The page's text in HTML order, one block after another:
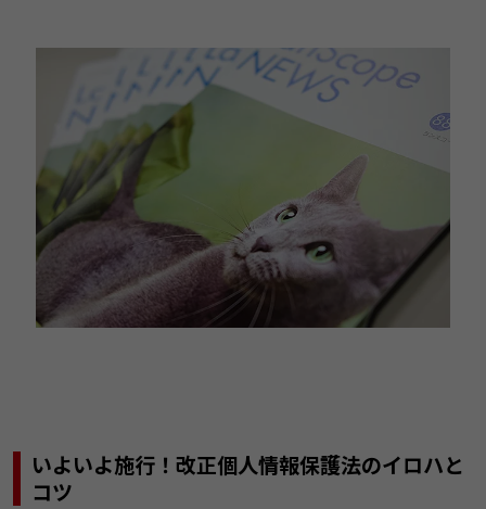
いよいよ施行！改正個人情報保護法のイロハと
コツ